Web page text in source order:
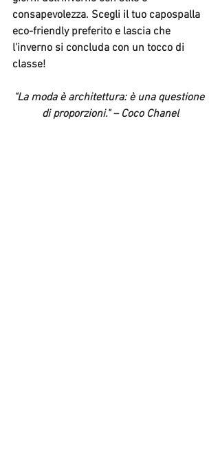
consapevolezza. Scegli il tuo capospalla
eco-friendly preferito e lascia che
l'inverno si concluda con un tocco di
classe!
"La moda è architettura: è una questione
di proporzioni." – Coco Chanel